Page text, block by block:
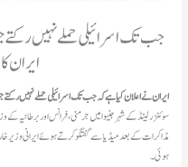
جب تک اسرائیلی حملے نہیں
ایران
ایران نے اعلان کیا ہے کہ جب تک اسرائیلی حملے نہیں
سوئٹزرلینڈ کے شہر جنیوا میں جرمنی، فرانس اور
مذاکرات کے بعد میڈیا سے گفتگو کرتے ہوئے ایرانی وزیر
ہوئی۔